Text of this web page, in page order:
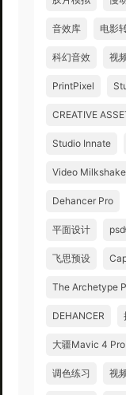
音效库 电影
科幻音效 视
PrintPixel
CREATIVE
Studio Innate
Video Milkshake
Dehancer Pro
平面设计
飞思预设
The Archetype
DEHANCER
大疆Mavic 4 Pro
调色练习 视